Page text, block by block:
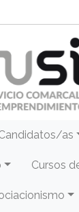
as
Cursos